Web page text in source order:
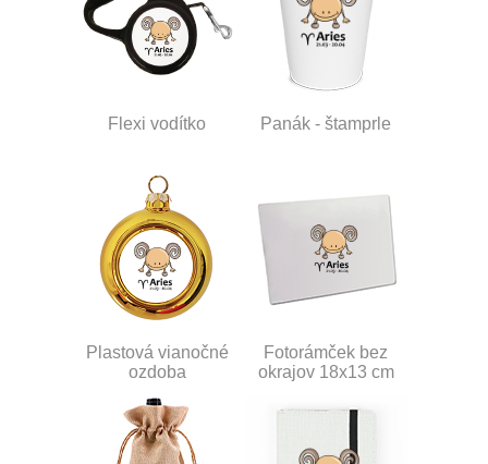
Flexi vodítko Panák - štamprle
Plastová vianočné
ozdoba
Fotorámček bez
okrajov 18x13 cm